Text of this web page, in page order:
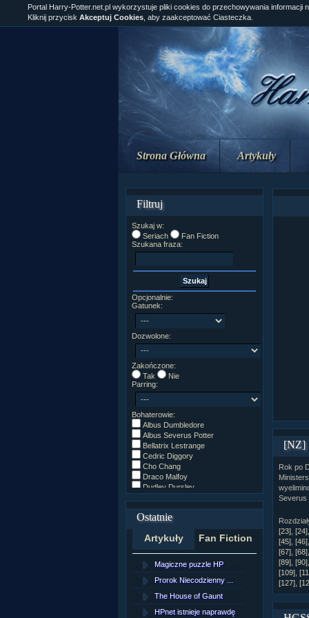
Strona Główna Artykuły
Filtruj
Szukaj w:
Seriach
Fan Fiction
Szukana fraza:
Opcjonalnie:
Gatunek:
Dozwolone:
Zakończone:
Tak
Nie
Parring:
Bohaterowie:
Albus Dumbledore
Albus Severus Potter
Bellatrix Lestrange
Cedric Diggory
Cho Chang
Draco Malfoy
Dudley Dursley
Godryk Gryffindor
Helga Hufflepuff
Inne
James Potter
James Syriusz Potter
Lily Evans
Lily Luna Potter
Ostatnie
Artykuły Fan Fiction
Magiczne puzzle HP
Prorok Niecodzienny ...
The House of Gaunt
HPnet istnieje naprawdę
Remus
Portal Harry-Potter.net.pl wykorzystuje pliki cookies do przechowywania informacji
Kliknij przycisk Akceptuj Cookies , aby zaakceptować Ciasteczka.
[NZ]
Rok po
Severus
[23], [24],
[45], [46],
[67], [68],
[89], [90],
[109],
[127],